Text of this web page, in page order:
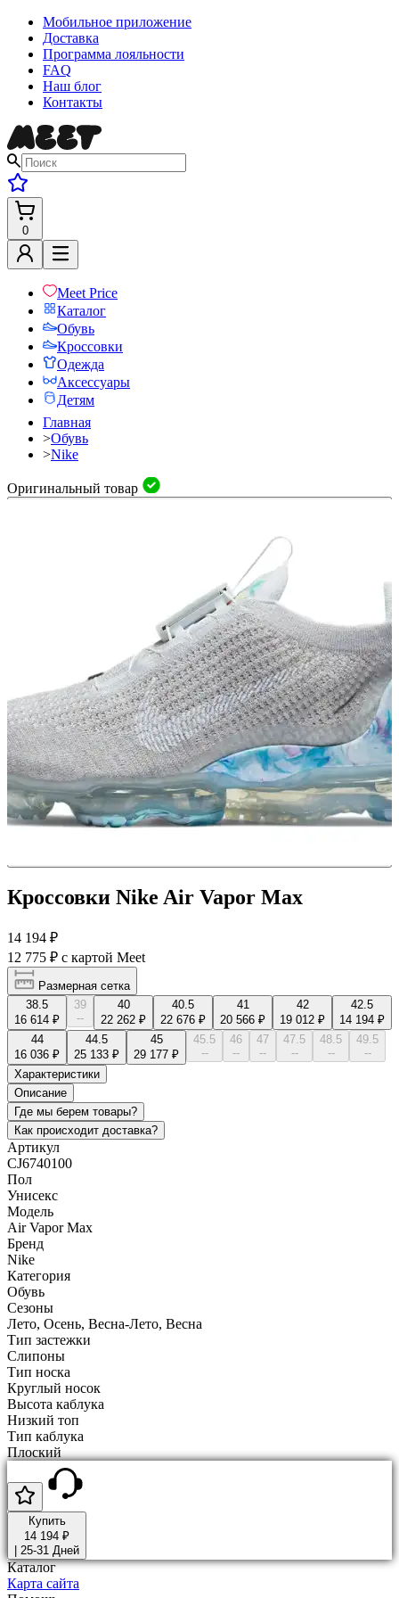
Мобильное приложение
Доставка
Программа лояльности
FAQ
Наш блог
Контакты
0
Meet Price
Каталог
Обувь
Кроссовки
Одежда
Аксессуары
Детям
Главная
>Обувь
>Nike
Оригинальный товар
Кроссовки Nike Air Vapor Max
14 194 ₽
12 775 ₽ с картой Meet
Размерная сетка
38.5
16 614 ₽
39
--
40
22 262 ₽
40.5
22 676 ₽
41
20 566 ₽
42
19 012 ₽
42.5
14 194 ₽
44
16 036 ₽
44.5
25 133 ₽
45
29 177 ₽
45.5
--
46
--
47
--
47.5
--
48.5
--
49.5
--
Характеристики
Описание
Где мы берем товары?
Как происходит доставка?
Артикул
CJ6740100
Пол
Унисекс
Модель
Air Vapor Max
Бренд
Nike
Категория
Обувь
Сезоны
Лето, Осень, Весна-Лето, Весна
Тип застежки
Слипоны
Тип носка
Круглый носок
Высота каблука
Низкий топ
Тип каблука
Плоский
Купить
14 194 ₽
25-31 Дней
Каталог
Карта сайта